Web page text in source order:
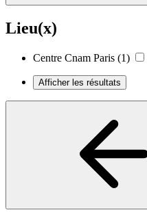
Lieu(x)
Centre Cnam Paris (1)
Afficher les résultats